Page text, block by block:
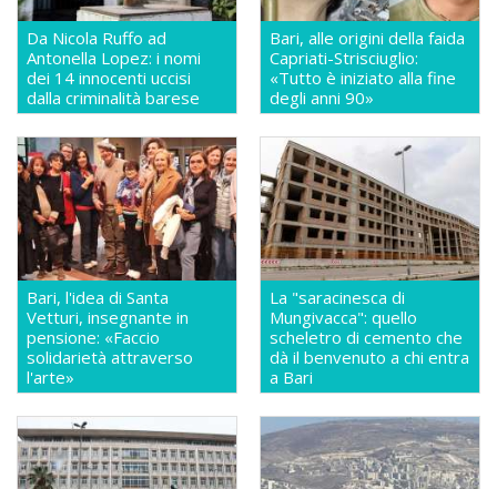
Da Nicola Ruffo ad
Antonella Lopez: i nomi
dei 14 innocenti uccisi
dalla criminalità barese
Bari, alle origini della faida
Capriati-Strisciuglio:
«Tutto è iniziato alla fine
degli anni 90»
Bari, l'idea di Santa
Vetturi, insegnante in
pensione: «Faccio
solidarietà attraverso
l'arte»
La "saracinesca di
Mungivacca": quello
scheletro di cemento che
dà il benvenuto a chi entra
a Bari